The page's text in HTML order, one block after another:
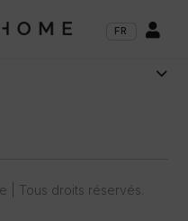
FR 
| Tous droits réservés.